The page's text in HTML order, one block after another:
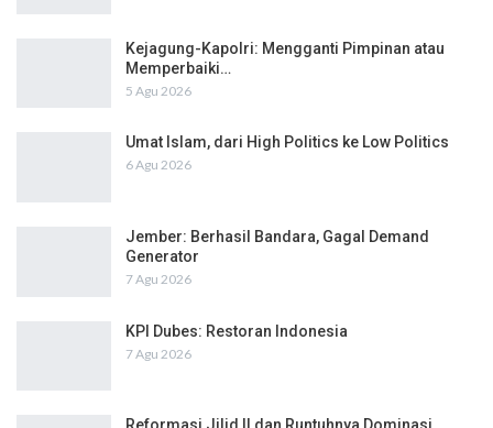
Kejagung-Kapolri: Mengganti Pimpinan atau
Memperbaiki…
5 Agu 2026
Umat Islam, dari High Politics ke Low Politics
6 Agu 2026
Jember: Berhasil Bandara, Gagal Demand
Generator
7 Agu 2026
KPI Dubes: Restoran Indonesia
7 Agu 2026